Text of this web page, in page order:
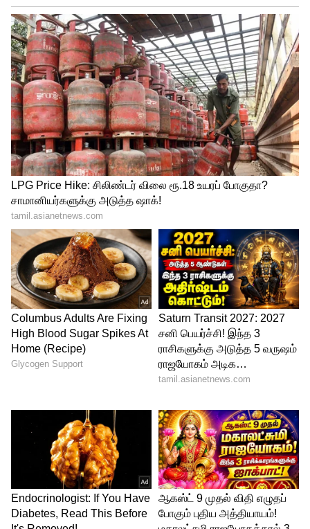
பாகிஸ்தானின் மிகப் பெரிய நகரமான
மற்றும் பொருளாதார மையமா திகழும்
கராச்சியில் சீன நாட்டை சேர்ந்தவர்கள்
பயங்கரவாதத் தாக்குதல்களுக்கு
இலக்காவது இது முதல் முறை அல்ல
என்பது குறிப்பிடத்தக்கது. கடந்த ஆண்டு
ஜூலை மாதம், இரண்டு சீன நாட்டினரை
ஏற்றிச் சென்ற வாகனம் மீது மோட்டார்
சைக்கிளில் வந்த முகமூடி அணிந்த
மர்மநபர் துப்பாக்கிச் சூடு நடத்தியல்,ஒருவர்
படுகாயமடைந்தார்.
அதே போன்று அந்த மாதத்தில், வடமேற்கு
பாகிஸ்தானின் மலைப் பகுதியில்